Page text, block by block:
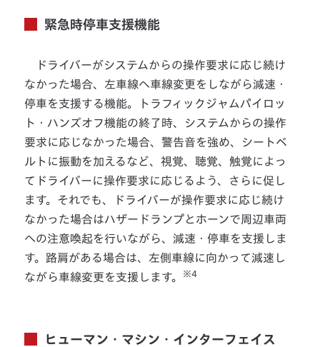
緊急時停車支援機能
ドライバーがシステムからの操作要求に応じ続け
なかった場合、左車線へ車線変更をしながら減速・
停車を支援する機能。トラフィックジャムパイロッ
ト・ハンズオフ機能の終了時、システムからの操作
要求に応じなかった場合、警告音を強め、シートベ
ルトに振動を加えるなど、視覚、聴覚、触覚によっ
てドライバーに操作要求に応じるよう、さらに促し
ます。それでも、ドライバーが操作要求に応じ続け
なかった場合はハザードランプとホーンで周辺車両
への注意喚起を行いながら、減速・停車を支援しま
す。路肩がある場合は、左側車線に向かって減速し
ながら車線変更を支援します。
※4
ヒューマン・マシン・インターフェイス